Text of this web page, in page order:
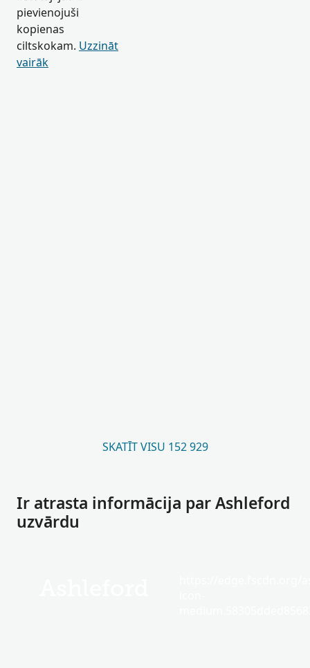
pievienojuši
kopienas
ciltskokam. Uzzināt
vairāk
SKATĪT VISU 152 929
Ir atrasta informācija par Ashleford
uzvārdu